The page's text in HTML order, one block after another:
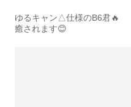
ゆるキャン△仕様のB6君🔥
癒されます😊